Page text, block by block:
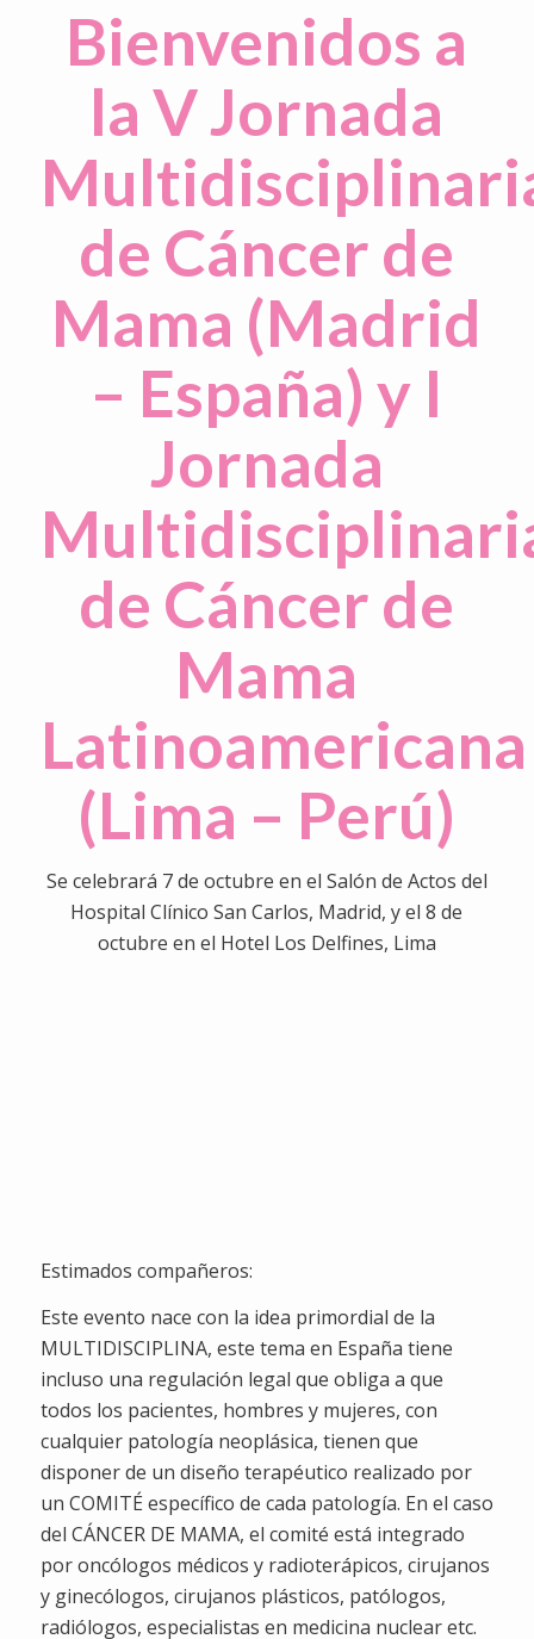
Bienvenidos a
la V Jornada
de Cáncer de
Mama (Madrid
– España) y I
Jornada
de Cáncer de
Mama
Latinoamericana
(Lima – Perú)
Se celebrará 7 de octubre en el Salón de Actos del
Hospital Clínico San Carlos, Madrid, y el 8 de
octubre en el Hotel Los Delfines, Lima
Estimados compañeros:
Este evento nace con la idea primordial de la
MULTIDISCIPLINA, este tema en España tiene
incluso una regulación legal que obliga a que
todos los pacientes, hombres y mujeres, con
cualquier patología neoplásica, tienen que
disponer de un diseño terapéutico realizado por
un COMITÉ específico de cada patología. En el caso
del CÁNCER DE MAMA, el comité está integrado
por oncólogos médicos y radioterápicos, cirujanos
y ginecólogos, cirujanos plásticos, patólogos,
radiólogos, especialistas en medicina nuclear etc.